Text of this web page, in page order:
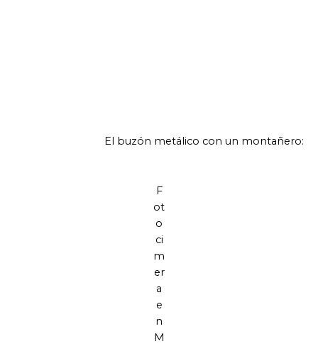
El buzón metálico con un montañero:
F
ot
o
ci
m
er
a
e
n
M